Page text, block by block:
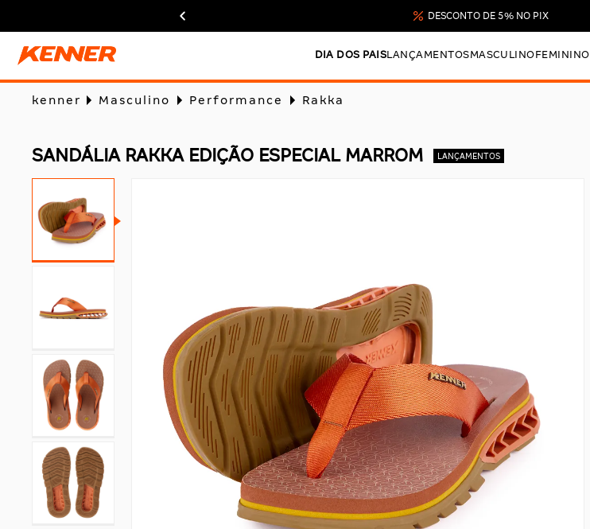
DESCONTO DE 5% NO PIX
DIA DOS PAISLANÇAMENTOSMASCULINOFEMININO
kenner Masculino Performance Rakka
SANDÁLIA RAKKA EDIÇÃO ESPECIAL MARROM